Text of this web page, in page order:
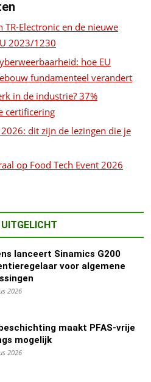
TR-Electronic en de nieuwe
2023/1230
hoe EU
fundamenteel verandert
in de industrie? 37%
certificering
dit zijn de lezingen die je
op Food Tech Event 2026
lanceert Sinamics G200
voor algemene
2026
maakt PFAS-vrije
mogelijk
2026